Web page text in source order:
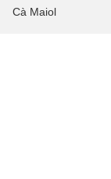
Cà Maiol